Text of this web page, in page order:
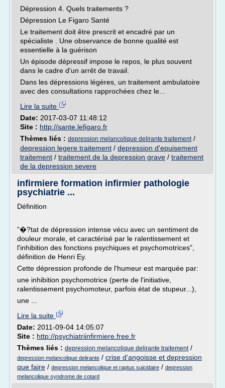
Dépression 4. Quels traitements ?
Dépression Le Figaro Santé
Le traitement doit être prescrit et encadré par un
spécialiste . Une observance de bonne qualité est
essentielle à la guérison
Un épisode dépressif impose le repos, le plus souvent
dans le cadre d'un arrêt de travail.
Dans les dépressions légères, un traitement ambulatoire
avec des consultations rapprochées chez le...
Lire la suite
Date: 2017-03-07 11:48:12
Site : http://sante.lefigaro.fr
Thèmes liés : depression melancolique delirante traitement/
depression legere traitement / depression d'epuisement
traitement / traitement de la depression grave / traitement
de la depression severe
infirmiere formation infirmier pathologie
psychiatrie ...
Définition
"�?tat de dépression intense vécu avec un sentiment de
douleur morale, et caractérisé par le ralentissement et
l'inhibition des fonctions psychiques et psychomotrices",
définition de Henri Ey.
Cette dépression profonde de l'humeur est marquée par:
une inhibition psychomotrice (perte de l'initiative,
ralentissement psychomoteur, parfois état de stupeur...),
une ...
Lire la suite
Date: 2011-09-04 14:05:07
Site : http://psychiatriinfirmiere.free.fr
Thèmes liés : depression melancolique delirante traitement/
depression melancolique delirante / crise d'angoisse et depression
que faire / depression melancolique et raptus suicidaire / depression
melancolique syndrome de cotard